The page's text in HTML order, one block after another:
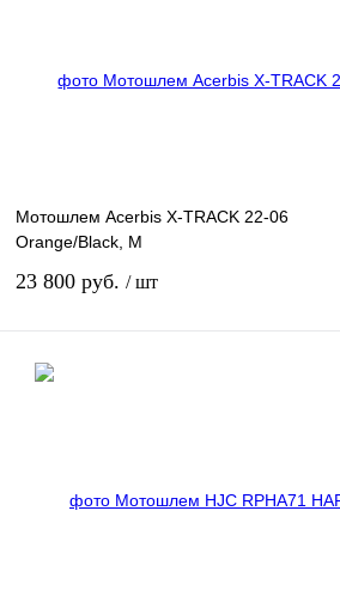
наличии
Мотошлем Acerbis X-TRACK 22-06
Orange/Black, M
23 800 руб. / шт
наличии